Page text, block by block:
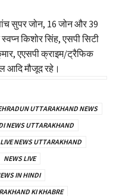
सुपर जोन, 16 जोन और 39
किशोर सिंह, एसपी सिटी
एएसपी क्राइम/ट्रैफिक
आदि मौजूद रहे।
UTTARAKHAND NEWS
NEWS UTTARAKHAND
LIVE NEWS UTTARAKHAND
NEWS LIVE
IN HINDI
KI KHABRE